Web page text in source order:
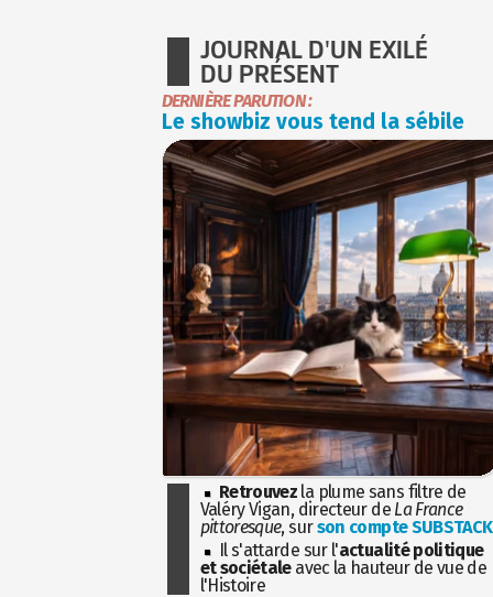
JOURNAL D'UN EXILÉ
DU PRÉSENT
DERNIÈRE PARUTION :
Le showbiz vous tend la sébile
Retrouvez la plume sans filtre de
Valéry Vigan, directeur de La France
pittoresque, surson compte SUBSTACK
Il s'attarde sur l'actualité politique
et sociétaleavec la hauteur de vue de
l'Histoire